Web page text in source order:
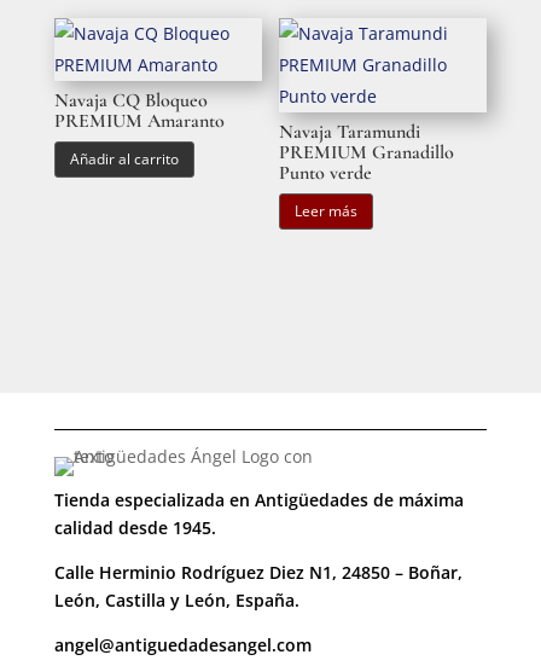
Navaja CQ Bloqueo
PREMIUM Amaranto
Añadir al carrito
Navaja Taramundi
PREMIUM Granadillo
Punto verde
Leer más
Tienda especializada en Antigüedades de máxima
calidad desde 1945.
Calle Herminio Rodríguez Diez N1, 24850 – Boñar,
León, Castilla y León, España.
angel@antiguedadesangel.com